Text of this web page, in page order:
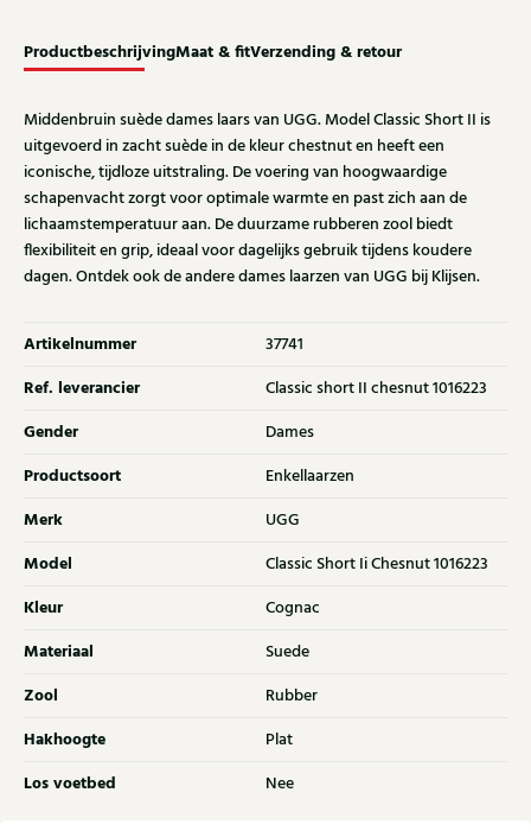
ProductbeschrijvingMaat & fitVerzending & retour
Middenbruin suède dames laars van UGG. Model Classic Short II is
uitgevoerd in zacht suède in de kleur chestnut en heeft een
iconische, tijdloze uitstraling. De voering van hoogwaardige
schapenvacht zorgt voor optimale warmte en past zich aan de
lichaamstemperatuur aan. De duurzame rubberen zool biedt
flexibiliteit en grip, ideaal voor dagelijks gebruik tijdens koudere
dagen. Ontdek ook de andere dames laarzen van UGG bij Klijsen.
Artikelnummer 37741
Ref. leverancier Classic short II chesnut 1016223
Gender Dames
Productsoort Enkellaarzen
Merk UGG
Model Classic Short Ii Chesnut 1016223
Kleur Cognac
Materiaal Suede
Zool Rubber
Hakhoogte Plat
Los voetbed Nee